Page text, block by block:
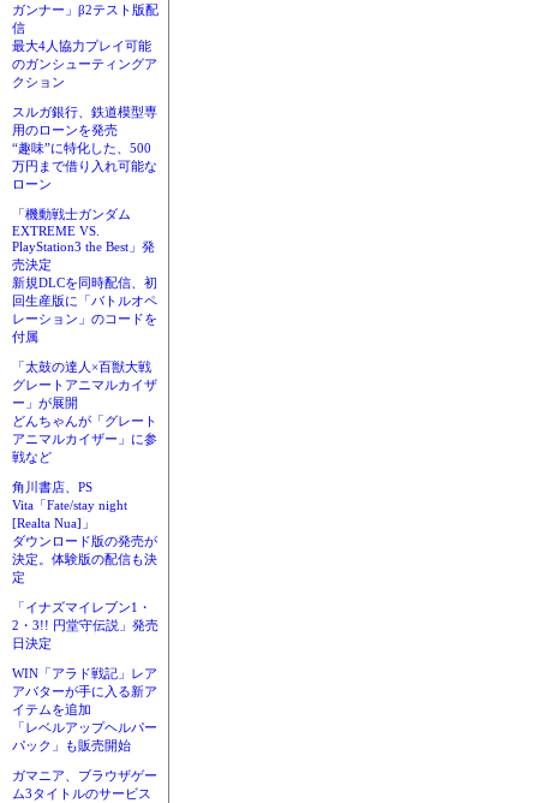
ガンナー」β2テスト版配
信
最大4人協力プレイ可能
のガンシューティングア
クション
スルガ銀行、鉄道模型専
用のローンを発売
“趣味”に特化した、500
万円まで借り入れ可能な
ローン
「機動戦士ガンダム
EXTREME VS.
PlayStation3 the Best」発
売決定
新規DLCを同時配信、初
回生産版に「バトルオペ
レーション」のコードを
付属
「太鼓の達人×百獣大戦
グレートアニマルカイザ
ー」が展開
どんちゃんが「グレート
アニマルカイザー」に参
戦など
角川書店、PS
Vita「Fate/stay night
[Realta Nua]」
ダウンロード版の発売が
決定。体験版の配信も決
定
「イナズマイレブン1・
2・3!! 円堂守伝説」発売
日決定
WIN「アラド戦記」レア
アバターが手に入る新ア
イテムを追加
「レベルアップヘルパー
パック」も販売開始
ガマニア、ブラウザゲー
ム3タイトルのサービス